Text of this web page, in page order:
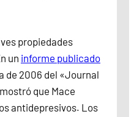
propiedades
un informe publicado
de 2006 del «Journal
que Mace
antidepresivos. Los